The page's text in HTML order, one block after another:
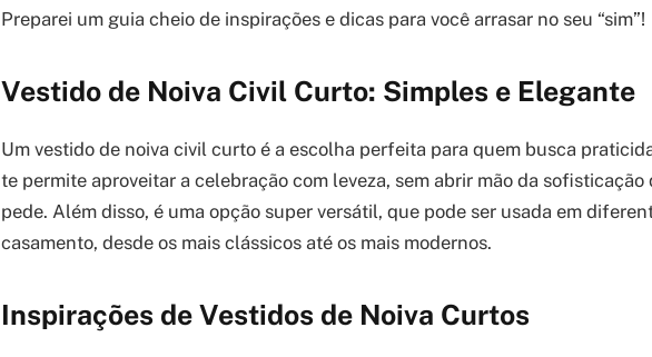
Preparei um guia cheio de inspirações e dicas para você arrasar no seu “sim”!
Vestido de Noiva Civil Curto: Simples e Elegante
Um vestido de noiva civil curto é a escolha perfeita para quem busca
te permite aproveitar a celebração com leveza, sem abrir mão da sofisticação
pede. Além disso, é uma opção super versátil, que pode ser usada em
casamento, desde os mais clássicos até os mais modernos.
Inspirações de Vestidos de Noiva Curtos